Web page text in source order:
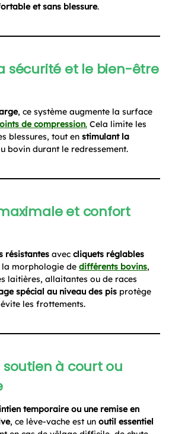
et sans blessure.
sécurité et le bien-être
, ce système augmente la surface
de compression. Cela limite les
blessures, tout en stimulant la
bovin durant le redressement.
et confort
résistantes avec cliquets réglables
la morphologie de différents bovins,
laitières, allaitantes ou de races
spécial au niveau des pis protège
les frottements.
à court ou
temporaire ou une remise en
, ce lève-vache est un outil essentiel